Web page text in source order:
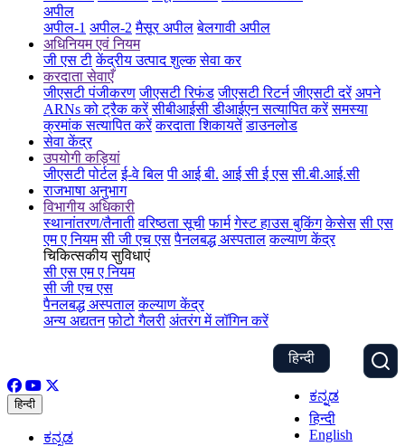
अपील
अपील-1 अपील-2 मैसूर अपील बेलगावी अपील
अधिनियम एवं नियम
जी एस टी केंद्रीय उत्पाद शुल्क सेवा कर
करदाता सेवाएँ
जीएसटी पंजीकरण जीएसटी रिफंड जीएसटी रिटर्न जीएसटी दरें अपने
ARNs को ट्रैक करें सीबीआईसी डीआईएन सत्यापित करें समस्या
क्रमांक सत्यापित करें करदाता शिकायतें डाउनलोड
सेवा केंद्र
उपयोगी कड़ियां
जीएसटी पोर्टल ई-वे बिल पी आई बी. आई सी ई एस सी.बी.आई.सी
राजभाषा अनुभाग
विभागीय अधिकारी
स्थानांतरण/तैनाती वरिष्ठता सूची फार्म गेस्ट हाउस बुकिंग केसेस सी एस
एम ए नियम सी जी एच एस पैनलबद्ध अस्पताल कल्याण केंद्र
चिकित्सकीय सुविधाएं
सी एस एम ए नियम
सी जी एच एस
पैनलबद्ध अस्पताल कल्याण केंद्र
अन्य अद्यतन फोटो गैलरी अंतरंग में लॉगिन करें
हिन्दी
ಕನ್ನಡ
हिन्दी
English
हिन्दी
ಕನ್ನಡ